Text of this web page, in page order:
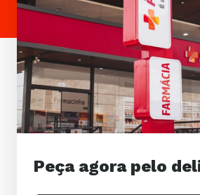
Peça agora pelo